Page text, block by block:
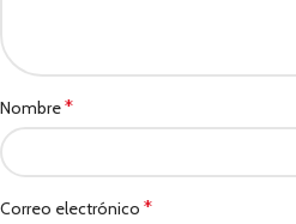
Nombre*
Correo electrónico *